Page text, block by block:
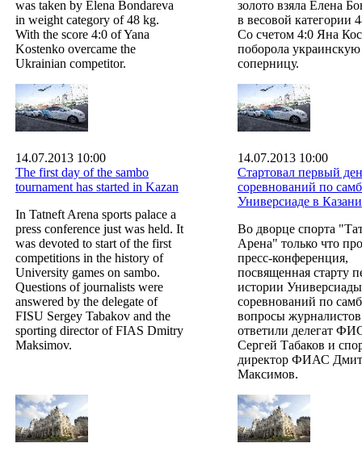
was taken by Elena Bondareva
in weight category of 48 kg.
With the score 4:0 of Yana
Kostenko overcame the
Ukrainian competitor.
золото взяла Елена
в весовой категории
Со счетом 4:0 Яна
поборола украинскую
соперницу.
14.07.2013 10:00
The first day of the sambo
tournament has started in Kazan
In Tatneft Arena sports palace a
press conference just was held. It
was devoted to start of the first
competitions in the history of
University games on sambo.
Questions of journalists were
answered by the delegate of
FISU Sergey Tabakov and the
sporting director of FIAS Dmitry
Maksimov.
14.07.2013 10:00
Стартовал первый
соревнований по
Универсиаде в Казани
Во дворце спорта
Арена" только что
пресс-конференция,
посвященная старту
истории Универсиады
соревнований по
вопросы журналистов
ответили делегат
Сергей Табаков и
директор ФИАС
Максимов.